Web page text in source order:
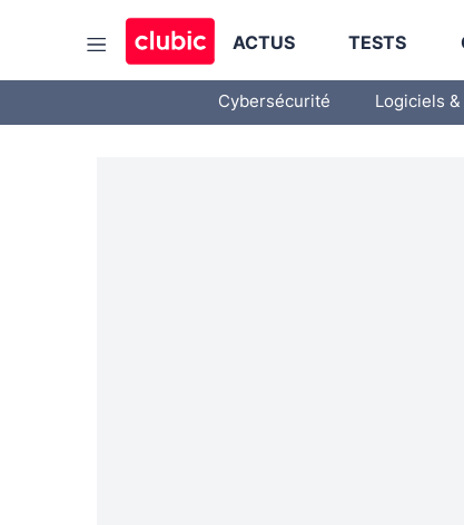
ACTUS TESTS
Cybersécurité Logiciels